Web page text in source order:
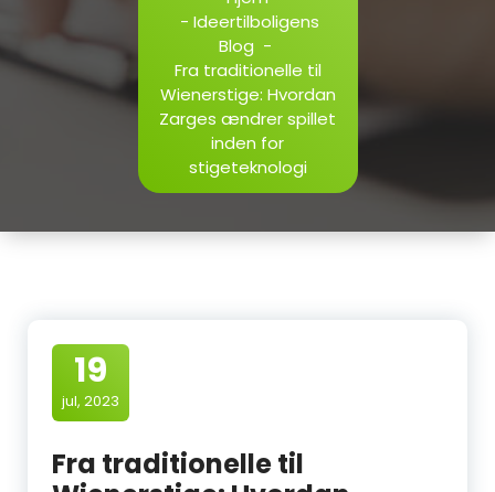
- Ideertilboligens
Blog -
Fra traditionelle til
Wienerstige: Hvordan
Zarges ændrer spillet
inden for
stigeteknologi
19
jul, 2023
Fra traditionelle til